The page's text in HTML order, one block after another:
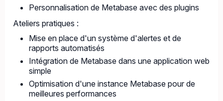
Personnalisation de Metabase avec des plugins
Ateliers pratiques :
Mise en place d'un système d'alertes et de
rapports automatisés
Intégration de Metabase dans une application web
simple
Optimisation d'une instance Metabase pour de
meilleures performances